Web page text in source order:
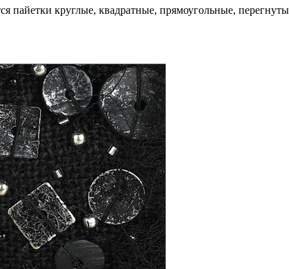
пайетки круглые, квадратные, прямоугольные,